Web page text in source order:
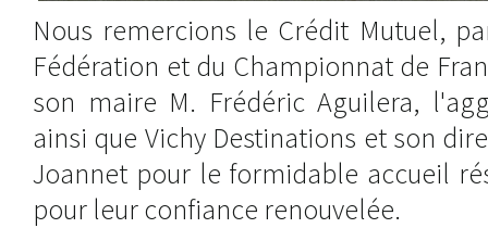
Nous remercions le Crédit Mutuel,
Fédération et du Championnat de
son maire M. Frédéric Aguilera,
ainsi que Vichy Destinations et son
Joannet pour le formidable accueil
pour leur confiance renouvelée.